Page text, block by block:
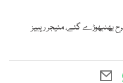
بھنبھوڑے گئے، منیجر ریبیز